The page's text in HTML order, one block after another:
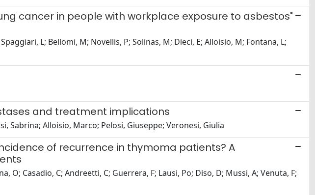
cancer in people with workplace exposure to asbestos"
L; Bellomi, M; Novellis, P; Solinas, M; Dieci, E; Alloisio, M; Fontana, L;
and treatment implications
Sabrina; Alloisio, Marco; Pelosi, Giuseppe; Veronesi, Giulia
of recurrence in thymoma patients? A
O; Casadio, C; Andreetti, C; Guerrera, F; Lausi, Po; Diso, D; Mussi, A; Venuta, F;